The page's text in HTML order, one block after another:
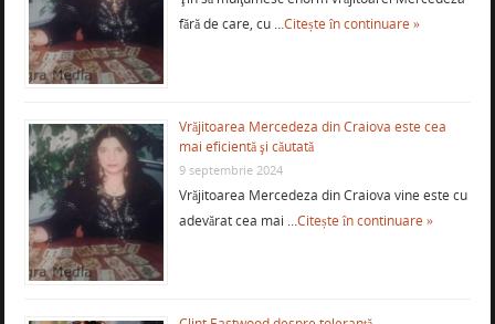
fără de care, cu …Citește în continuare »
Vrăjitoarea Mercedeza din Craiova este cea
mai eficientă şi căutată
9 septembrie 2024
Vrăjitoarea Mercedeza din Craiova vine este cu
adevărat cea mai …Citește în continuare »